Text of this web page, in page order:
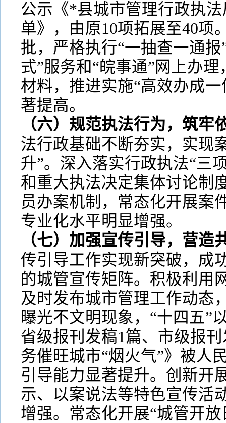
公示《*县城市管理行政执
单》，由原10项拓展至40项
批，严格执行“一抽查一通
式”服务和“皖事通”网上办
材料，推进实施“高效办成
著提高。
（六）规范执法行为，筑牢
法行政基础不断夯实，实现
升”。深入落实行政执法“三
和重大执法决定集体讨论制
员办案机制，常态化开展案
专业化水平明显增强。
（七）加强宣传引导，营造
传引导工作实现新突破，成
的城管宣传矩阵。积极利用
及时发布城市管理工作动态
曝光不文明现象，“十四五”
省级报刊发稿1篇、市级报
务催旺城市“烟火气”》被人
引导能力显著提升。创新开
示、以案说法等特色宣传活
增强。常态化开展“城管开